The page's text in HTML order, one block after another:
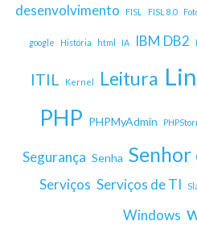
desenvolvimento FISL FISL 8.0
google História html IA IBM DB2
ITIL Kernel Leitura
PHP PHPMyAdmin
Segurança Senha Senhor
Serviços Serviços de TI
Windows